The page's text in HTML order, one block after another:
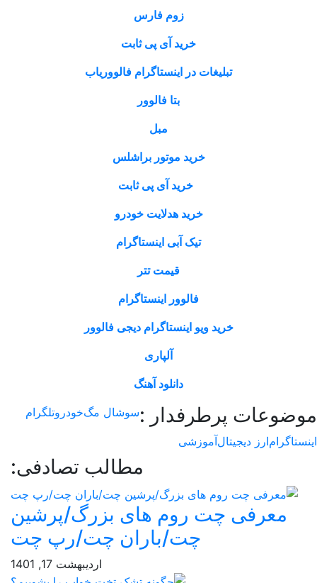
زوم فارس
خرید آی پی ثابت
تبلیغات در اینستاگرام فالووریاب
بتا فالوور
خرید موتور براشلس
خرید آی پی ثابت
خرید هدلایت خودرو
تیک آبی اینستاگرام
قیمت تتر
فالوور اینستاگرام
خرید ویو اینستاگرام دیجی فالوور
آلپاری
دانلود آهنگ
پرطرفدار : سوشال مگخودروتلگرام
ارز دیجیتالآموزشی
مطالب تصادفی:
معرفی چت روم های بزرگ/پرشین
چت/باران چت/رپ چت
اردیبهشت 17, 1401